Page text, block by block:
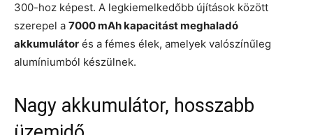
300-hoz képest. A legkiemelkedőbb újítások között
szerepel a 7000 mAh kapacitást meghaladó
akkumulátor és a fémes élek, amelyek valószínűleg
alumíniumból készülnek.
Nagy akkumulátor, hosszabb